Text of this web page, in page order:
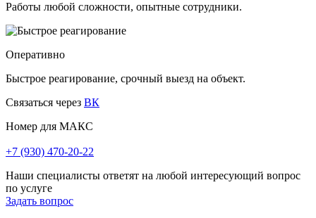
Работы любой сложности, опытные сотрудники.
Оперативно
Быстрое реагирование, срочный выезд на объект.
Связаться через ВК
Номер для МАКС
+7 (930) 470-20-22
Наши специалисты ответят на любой интересующий вопрос
по услуге
Задать вопрос